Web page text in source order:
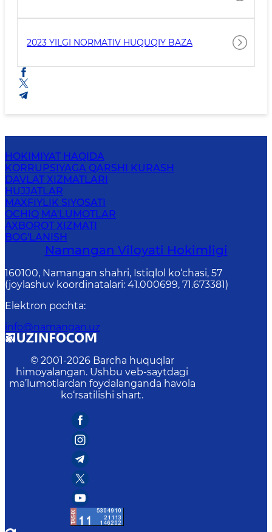
2023 YILGI NORMATIV HUQUQIY BAZA
HOKIMIYAT HAQIDA
KORRUPSIYAGA QARSHI KURASH
DAVLAT XIZMATLARI
HUJJATLAR
MAXFIYLIK SIYOSATI
OCHIQ MA'LUMOTLAR
AXBOROT XIZMATI
BOG'LANISH
Namangan Vilоyati Hоkimligi
160100, Nаmаngаn shаhri, Istiqlol ko‘chаsi, 57
(joylashuv koordinatalari: 41.000699, 71.673381)
Elektron pochta:
info@namangan.uz
© 2001-2026 Barcha huquqlar
himoyalangan. Ushbu veb-saytdagi
ma’lumotlardan foydalanganda havola
ko‘rsatilishi shart.